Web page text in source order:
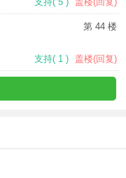
第 44 楼
支持( 1 ) 盖楼(回复)